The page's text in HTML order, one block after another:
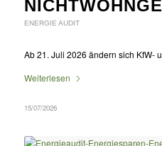
ENERGIE AUDIT
Ab 21. Juli 2026 ändern sich KfW-
Weiterlesen
15/07/2026